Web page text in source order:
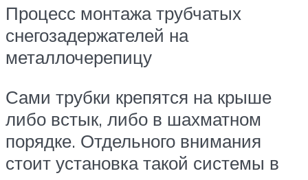
Процесс монтажа трубчатых
снегозадержателей на
металлочерепицу
Сами трубки крепятся на крыше
либо встык, либо в шахматном
порядке. Отдельного внимания
стоит установка такой системы в